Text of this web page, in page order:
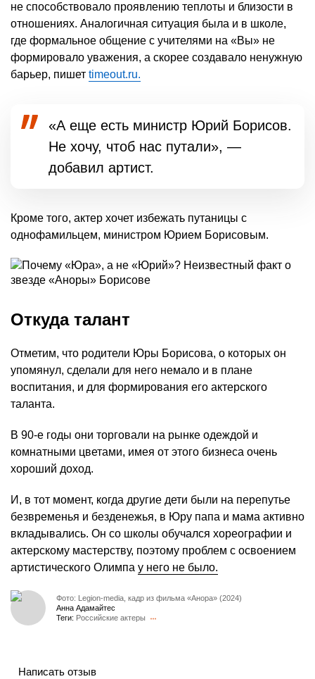
не способствовало проявлению теплоты и близости в
отношениях. Аналогичная ситуация была и в школе,
где формальное общение с учителями на «Вы» не
формировало уважения, а скорее создавало ненужную
барьер, пишет timeout.ru.
«А еще есть министр Юрий Борисов.
Не хочу, чтоб нас путали», —
добавил артист.
Кроме того, актер хочет избежать путаницы с
однофамильцем, министром Юрием Борисовым.
Откуда талант
Отметим, что родители Юры Борисова, о которых он
упомянул, сделали для него немало и в плане
воспитания, и для формирования его актерского
таланта.
В 90-е годы они торговали на рынке одеждой и
комнатными цветами, имея от этого бизнеса очень
хороший доход.
И, в тот момент, когда другие дети были на перепутье
безвременья и безденежья, в Юру папа и мама активно
вкладывались. Он со школы обучался хореографии и
актерскому мастерству, поэтому проблем с освоением
артистического Олимпа у него не было.
Фото: Legion-media, кадр из фильма «Анора» (2024)
Анна Адамайтес
Теги: Российские актеры
Написать отзыв